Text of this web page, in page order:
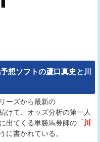
想ソフトの蘆口真史と川
ーズから最新の
けて、オッズ分析の第一人
出てくる単勝馬券師の「 川
に書かれている。